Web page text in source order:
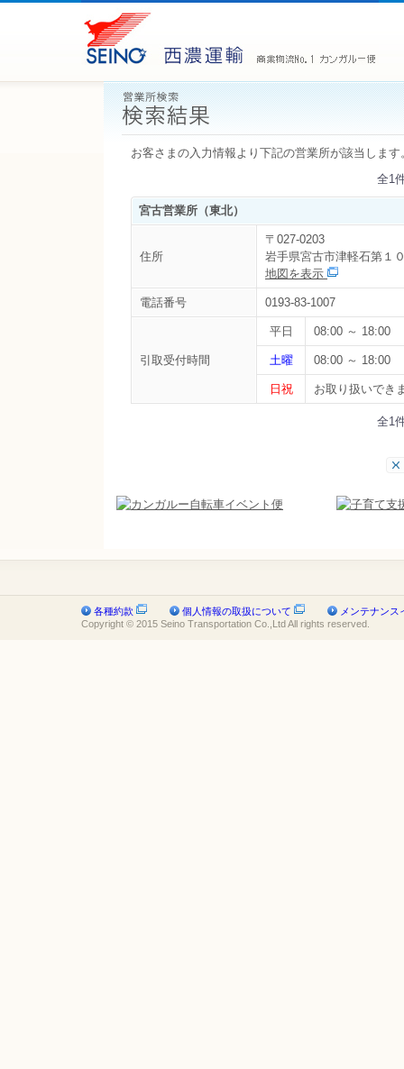
お客さまの入力情報より下記の営業所が該当します
全1
宮古営業所（東北）
住所
〒027-0203
岩手県宮古市津軽石第１
地図を表示
電話番号 0193-83-1007
引取受付時間
平日 08:00 ～ 18:00
土曜 08:00 ～ 18:00
日祝 お取り扱いでき
全1
各種約款 個人情報の取扱について
メンテナン
Copyright © 2015 Seino Transportation Co.,Ltd All rights reserved.